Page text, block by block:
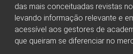
das mais conceituadas revistas
levando informação relevante e
acessível aos gestores de
que queiram se diferenciar no